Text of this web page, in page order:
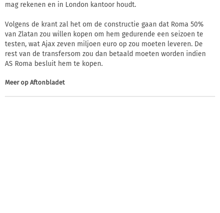
mag rekenen en in London kantoor houdt.
Volgens de krant zal het om de constructie gaan dat Roma 50%
van Zlatan zou willen kopen om hem gedurende een seizoen te
testen, wat Ajax zeven miljoen euro op zou moeten leveren. De
rest van de transfersom zou dan betaald moeten worden indien
AS Roma besluit hem te kopen.
Meer op Aftonbladet